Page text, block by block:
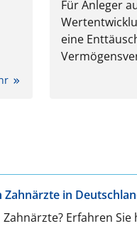
Für Anleger
eine
Alternativen
in
Erfahren